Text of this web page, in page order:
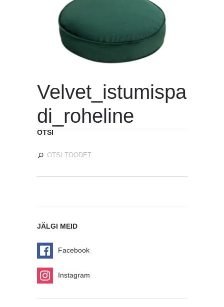
Velvet_istumispa
di_roheline
OTSI
JÄLGI MEID
Facebook
Instagram